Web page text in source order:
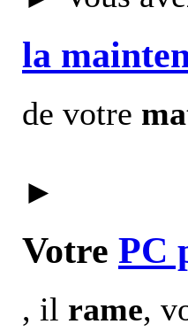
la
de votre
►
Votre PC
, il rame,